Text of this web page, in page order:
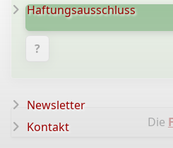
?
Die
Haftungsausschluss
Newsletter
Kontakt